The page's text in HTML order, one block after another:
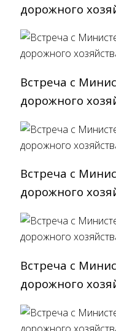
дорожного
Встреча с
дорожного
Встреча с
дорожного
Встреча с
дорожного